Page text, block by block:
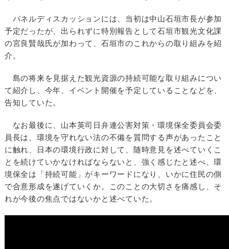
パネルディスカッションには、当初は中山石垣市長が参加
予定だったが、出られずに特別報告として石垣市観光文化課
の宮良賢哉氏が加わって、石垣市のこれからの取り組みを紹
介。
島の将来を見据えた観光資源の持続可能な取り組みについ
て紹介し、今年、イベント開催を予定していることなどを、
告知していた。
なお最後に、山本英司日弁連公害対策・環境保全委員会委
員長は、環境を守れない法の不備を質問する声があったこと
に触れ、日本の環境行政に対して、随時意見を述べていくこ
とを続けていかなければならないと、強く感じたと述べ、環
境保全は「持続可能」がキーワードになり、いかに住民の側
で合意形成を遂げていくか。このことの大切さを痛感し、そ
れが今後の焦点ではないかと述べていた。